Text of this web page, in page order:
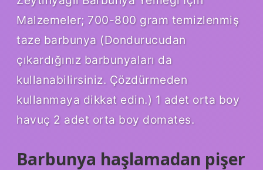
Malzemeler; 700-800 gram temizlenmiş
taze barbunya (Dondurucudan
çıkardığınız barbunyaları da
kullanabilirsiniz. Çözdürmeden
kullanmaya dikkat edin.) 1 adet orta boy
havuç 2 adet orta boy domates.
Barbunya haşlamadan pişer